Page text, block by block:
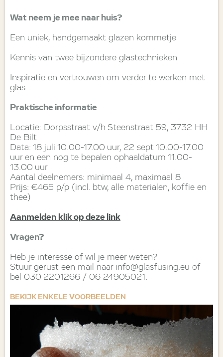
Wat neem je mee naar huis?
Een uniek, handgemaakt glazen kommetje
Kennis van twee bijzondere glastechnieken
Inspiratie en vertrouwen om verder te werken met
glas
Praktische informatie
Locatie: Dorpsstraat v/h Steenstraat 59, 3732 HH
De Bilt
Data: 18 juli 10.00-17.00 uur, 22 sept 10.00-17.00
uur en een nog te bepalen ophaaldatum 11.00-
13.00 uur
Aantal deelnemers: minimaal 4, maximaal 8
Prijs: €465 p/p (incl. btw, alle materialen, koffie en
thee)
Aanmelden klik op deze link
Vragen?
Heb je interesse of wil je meer weten?
Stuur gerust een mail naar info@glasfusing.eu of
bel 030 2201266 / 06 24905021.
BEKIJK ENKELE VOORBEELDEN